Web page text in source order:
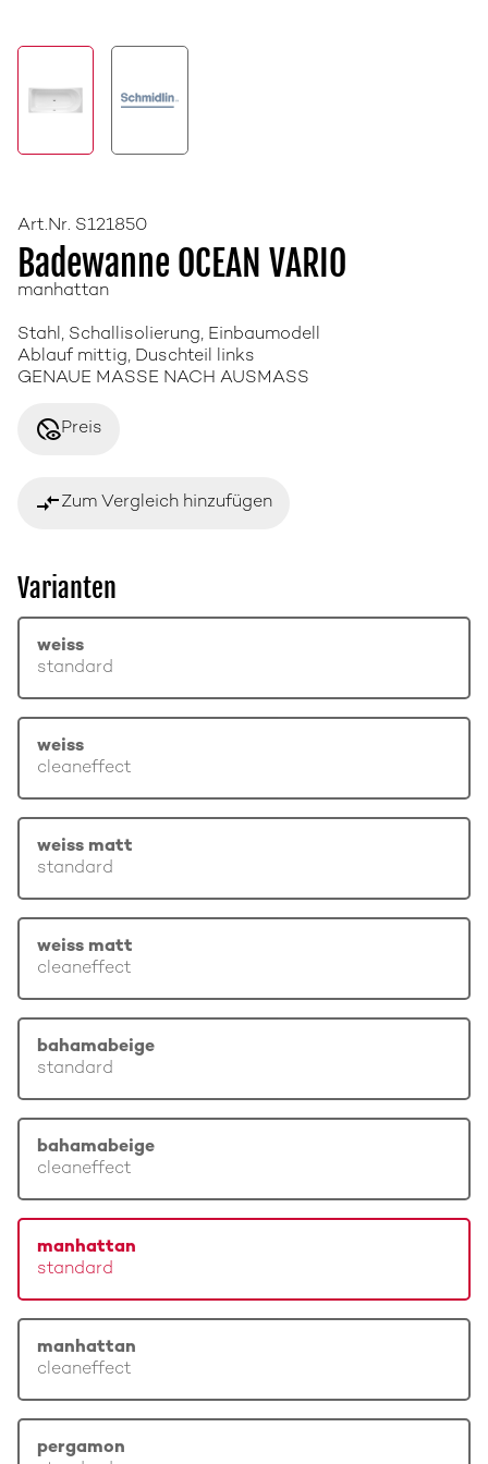
Art.Nr. S121850
Badewanne OCEAN VARIO
manhattan
Stahl, Schallisolierung, Einbaumodell
Ablauf mittig, Duschteil links
GENAUE MASSE NACH AUSMASS
disabled_visiblePreis
compare_arrowsZum Vergleich hinzufügen
Varianten
weiss
standard
weiss
cleaneffect
weiss matt
standard
weiss matt
cleaneffect
bahamabeige
standard
bahamabeige
cleaneffect
manhattan
standard
manhattan
cleaneffect
pergamon